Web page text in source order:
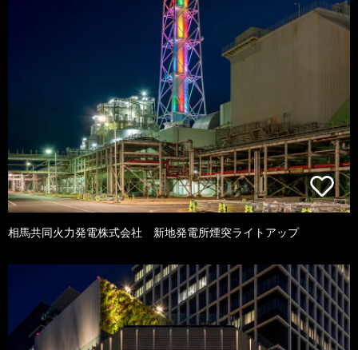
相馬共同火力発電株式会社 新地発電所煙突ライトアップ